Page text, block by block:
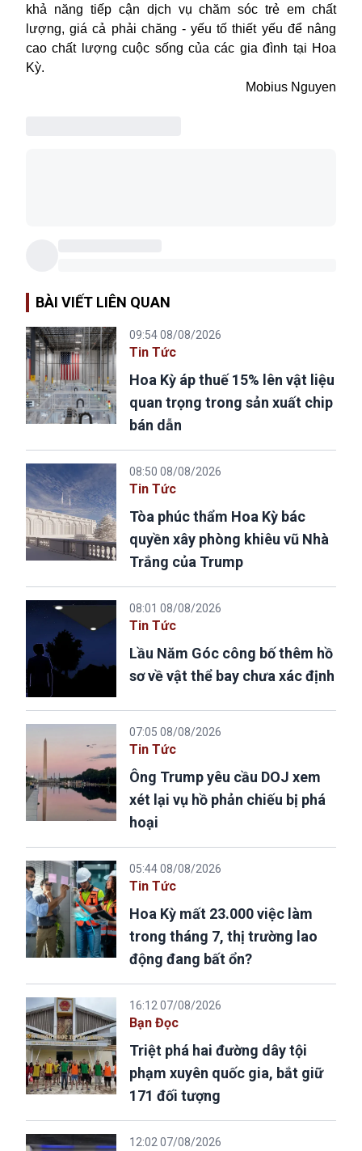
khả năng tiếp cận dịch vụ chăm sóc trẻ em chất
lượng, giá cả phải chăng - yếu tố thiết yếu để nâng
cao chất lượng cuộc sống của các gia đình tại Hoa
Kỳ.
Mobius Nguyen
BÀI VIẾT LIÊN QUAN
09:54 08/08/2026
Tin Tức
Hoa Kỳ áp thuế 15% lên vật liệu
quan trọng trong sản xuất chip
bán dẫn
08:50 08/08/2026
Tin Tức
Tòa phúc thẩm Hoa Kỳ bác
quyền xây phòng khiêu vũ Nhà
Trắng của Trump
08:01 08/08/2026
Tin Tức
Lầu Năm Góc công bố thêm hồ
sơ về vật thể bay chưa xác định
07:05 08/08/2026
Tin Tức
Ông Trump yêu cầu DOJ xem
xét lại vụ hồ phản chiếu bị phá
hoại
05:44 08/08/2026
Tin Tức
Hoa Kỳ mất 23.000 việc làm
trong tháng 7, thị trường lao
động đang bất ổn?
16:12 07/08/2026
Bạn Đọc
Triệt phá hai đường dây tội
phạm xuyên quốc gia, bắt giữ
171 đối tượng
12:02 07/08/2026